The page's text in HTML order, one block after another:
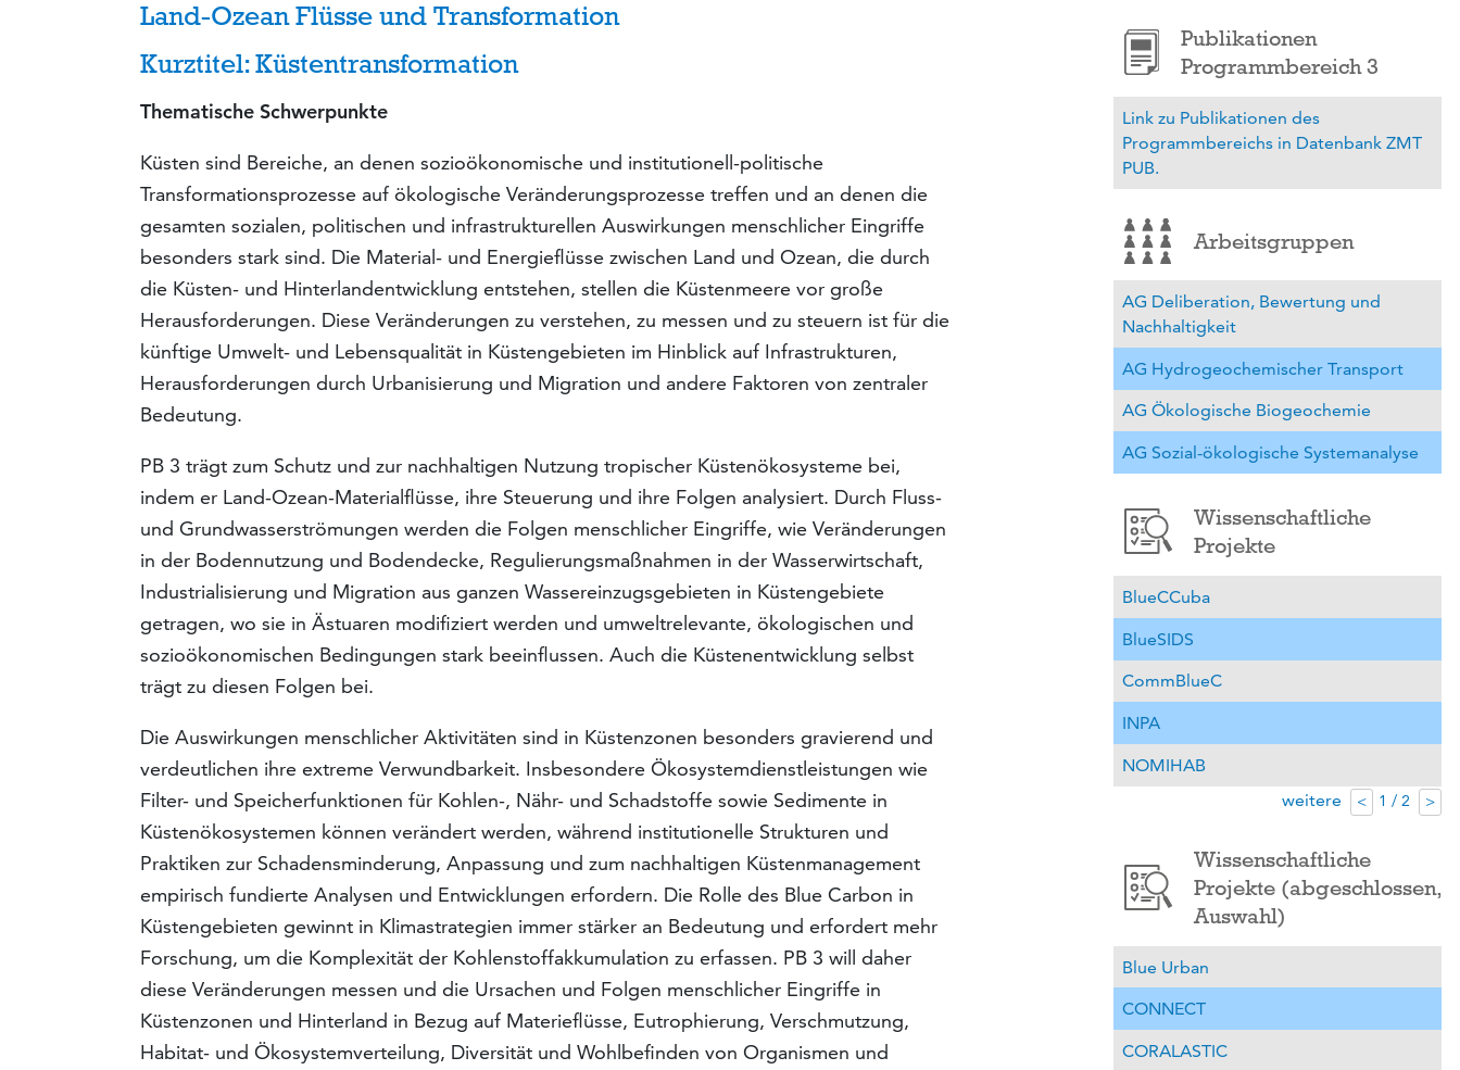
Land-Ozean Flüsse und Transformation
Kurztitel: Küstentransformation
Thematische Schwerpunkte
Küsten sind Bereiche, an denen sozioökonomische und institutionell-politische
Transformations­prozesse auf ökologische Veränderungsprozesse treffen und an denen die
gesamten sozialen, politischen und infrastrukturellen Auswirkungen menschlicher Eingriffe
besonders stark sind. Die Material- und Energieflüsse zwischen Land und Ozean, die durch
die Küsten- und Hinterlandent­wicklung entstehen, stellen die Küstenmeere vor große
Herausforderungen. Diese Veränderun­gen zu verstehen, zu messen und zu steuern ist für die
künftige Umwelt- und Lebensqualität in Küstengebieten im Hinblick auf Infrastrukturen,
Herausforderungen durch Urbanisierung und Migration und andere Faktoren von zentraler
Bedeutung.
PB 3 trägt zum Schutz und zur nachhaltigen Nutzung tropischer Küstenökosysteme bei,
indem er Land-Ozean-Materialflüsse, ihre Steuerung und ihre Folgen analysiert. Durch Fluss-
und Grund­wasserströmungen werden die Folgen menschlicher Eingriffe, wie Veränderungen
in der Boden­nutzung und Bodendecke, Regulierungsmaßnahmen in der Wasserwirtschaft,
Industrialisierung und Migration aus ganzen Wassereinzugsgebieten in Küstengebiete
getragen, wo sie in Ästuaren modifiziert werden und umweltrelevante, ökologischen und
sozioökonomischen Bedingungen stark beeinflussen. Auch die Küstenentwicklung selbst
trägt zu diesen Folgen bei.
Die Auswirkungen menschlicher Aktivitäten sind in Küstenzonen besonders gravierend und
ver­deutlichen ihre extreme Verwundbarkeit. Insbesondere Ökosystemdienstleistungen wie
Filter- und Speicherfunktionen für Kohlen-, Nähr- und Schadstoffe sowie Sedimente in
Küstenökosyste­men können verändert werden, während institutionelle Strukturen und
Praktiken zur Schadens­minderung, Anpassung und zum nachhaltigen Küstenmanagement
empirisch fundierte Analysen und Entwicklungen erfordern. Die Rolle des Blue Carbon in
Küstengebieten gewinnt in Klima­strategien immer stärker an Bedeutung und erfordert mehr
Forschung, um die Komplexität der Kohlenstoffakkumulation zu erfassen. PB 3 will daher
diese Veränderungen messen und die Ursa­chen und Folgen menschlicher Eingriffe in
Küstenzonen und Hinterland in Bezug auf Materi­eflüsse, Eutrophierung, Verschmutzung,
Habitat- und Ökosystemverteilung, Diversität und Wohl­befinden von Organismen und
Publikationen
Programmbereich 3
Link zu Publikationen des
Programmbereichs in Datenbank ZMT
PUB.
Arbeitsgruppen
AG Deliberation, Bewertung und
Nachhaltigkeit
AG Hydrogeochemischer Transport
AG Ökologische Biogeochemie
AG Sozial-ökologische Systemanalyse
Wissenschaftliche
Projekte
BlueCCuba
BlueSIDS
CommBlueC
INPA
NOMIHAB
weitere
< 1 / 2 >
Wissenschaftliche
Projekte (abgeschlossen,
Auswahl)
Blue Urban
CONNECT
CORALASTIC